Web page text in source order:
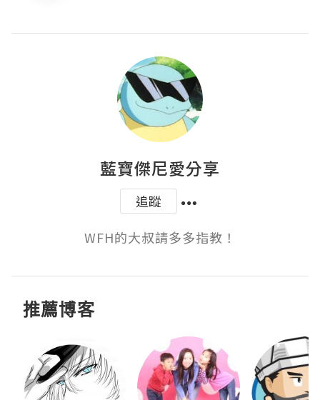
藍寶傑尼愛分享
追蹤
WFH的大叔請多多指教！
推薦博客